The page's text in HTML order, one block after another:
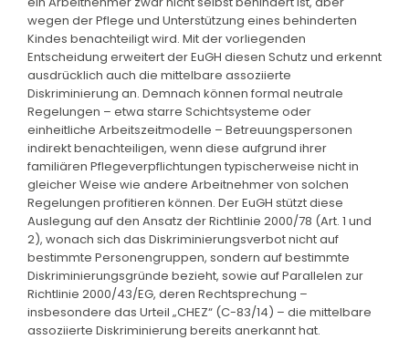
wegen der Pflege und Unterstützung eines behinderten
Kindes benachteiligt wird. Mit der vorliegenden
Entscheidung erweitert der EuGH diesen Schutz und erkennt
ausdrücklich auch die mittelbare assoziierte
Diskriminierung an. Demnach können formal neutrale
Regelungen – etwa starre Schichtsysteme oder
einheitliche Arbeitszeitmodelle – Betreuungspersonen
indirekt benachteiligen, wenn diese aufgrund ihrer
familiären Pflegeverpflichtungen typischerweise nicht in
gleicher Weise wie andere Arbeitnehmer von solchen
Regelungen profitieren können. Der EuGH stützt diese
Auslegung auf den Ansatz der Richtlinie 2000/78 (Art. 1 und
2), wonach sich das Diskriminierungsverbot nicht auf
bestimmte Personengruppen, sondern auf bestimmte
Diskriminierungsgründe bezieht, sowie auf Parallelen zur
Richtlinie 2000/43/EG, deren Rechtsprechung –
insbesondere das Urteil „CHEZ“ (C-83/14) – die mittelbare
assoziierte Diskriminierung bereits anerkannt hat.